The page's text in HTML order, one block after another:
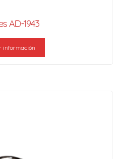
AD-1943
información